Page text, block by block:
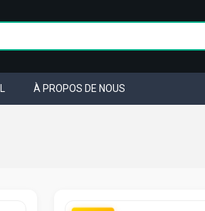
À PROPOS DE NOUS